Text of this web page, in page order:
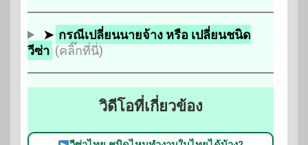
➤ กรณีเปลี่ยนนายจ้าง หรือ เปลี่ยนชนิด
วีซ่า (คลิ๊กที่นี่)
วิดีโอที่เกี่ยวข้อง